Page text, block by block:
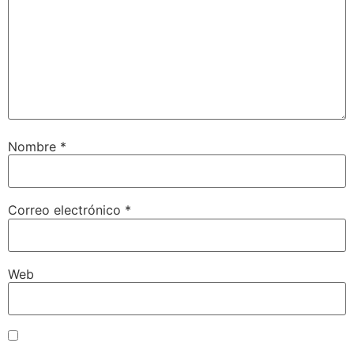
Nombre *
Correo electrónico *
Web